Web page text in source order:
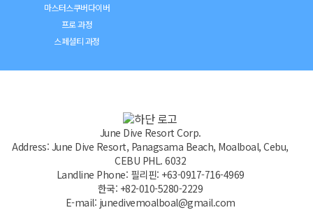
마스터스쿠버다이버
프로 과정
스페셜티 과정
June Dive Resort Corp.
Address: June Dive Resort, Panagsama Beach, Moalboal, Cebu,
CEBU PHL. 6032
Landline Phone: 필리핀: +63-0917-716-4969
한국: +82-010-5280-2229
E-mail: junedivemoalboal@gmail.com